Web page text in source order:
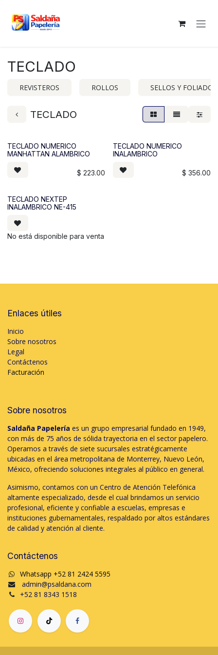
TECLADO
REVISTEROS ROLLOS SELLOS Y
TECLADO
TECLADO NUMERICO
MANHATTAN ALAMBRICO
$ 223.00
TECLADO NUMERICO
INALAMBRICO
$ 356.00
TECLADO NEXTEP
INALAMBRICO NE-415
No está disponible para venta
Enlaces útiles
Inicio
Sobre nosotros
Legal
Contáctenos
Facturación
Sobre nosotros
Saldaña Papelería es un grupo empresarial fundado en 1949,
con más de 75 años de sólida trayectoria en el sector papelero.
Operamos a través de siete sucursales estratégicamente
ubicadas en el área metropolitana de Monterrey, Nuevo León,
México, ofreciendo soluciones integrales al público en general.
Asimismo, contamos con un Centro de Atención Telefónica
altamente especializado, desde el cual brindamos un servicio
profesional, eficiente y confiable a escuelas, empresas e
instituciones gubernamentales, respaldado por altos estándares
de calidad y atención al cliente.
Contáctenos
Whatsapp +52 81 2424 5595
admin@psaldana.com
+52 81 8343 1518